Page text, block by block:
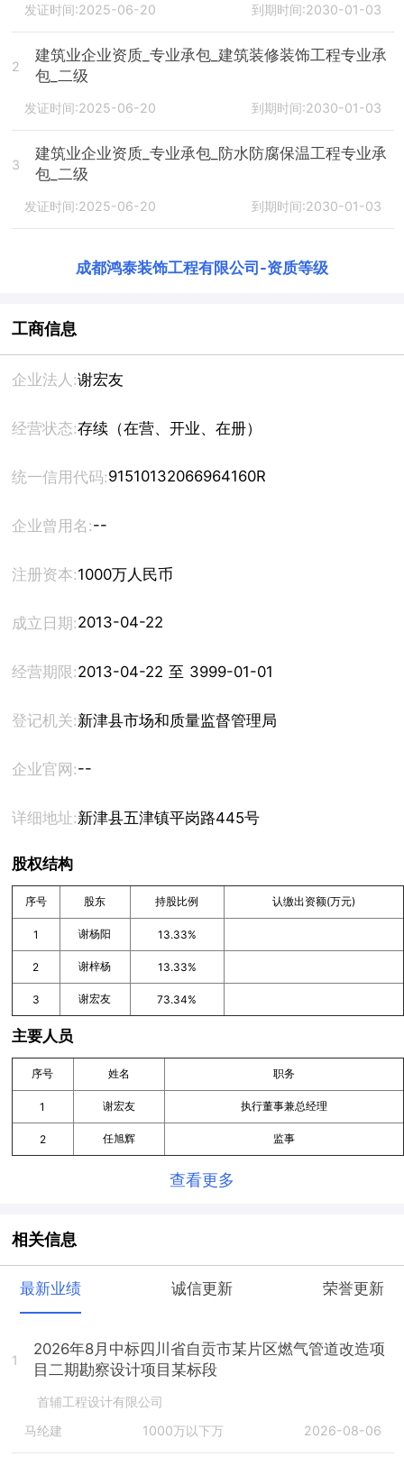
发证时间:2025-06-20 到期时间:2030-01-03
2
建筑业企业资质_专业承包_建筑装修装饰工程专业承
包_二级
发证时间:2025-06-20 到期时间:2030-01-03
3
建筑业企业资质_专业承包_防水防腐保温工程专业承
包_二级
发证时间:2025-06-20 到期时间:2030-01-03
成都鸿泰装饰工程有限公司 -资质等级
工商信息
企业法人:谢宏友
经营状态:存续（在营、开业、在册）
统一信用代码:91510132066964160R
企业曾用名:--
注册资本:1000万人民币
成立日期:2013-04-22
经营期限: 2013-04-22 至 3999-01-01
登记机关:新津县市场和质量监督管理局
企业官网:--
详细地址:新津县五津镇平岗路445号
股权结构
序号 股东 持股比例 认缴出资额(万元)
1 谢杨阳 13.33%
2 谢梓杨 13.33%
3 谢宏友 73.34%
主要人员
序号 姓名 职务
1 谢宏友 执行董事兼总经理
2 任旭辉 监事
查看更多
相关信息
最新业绩 诚信更新 荣誉更新
1
2026年8月中标四川省自贡市某片区燃气管道改造项
目二期勘察设计项目某标段
首辅工程设计有限公司
马纶建
1000万以下万 2026-08-06